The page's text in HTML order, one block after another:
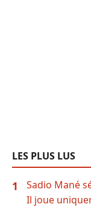
LES PLUS LUS
1
Sadio Mané
Il joue